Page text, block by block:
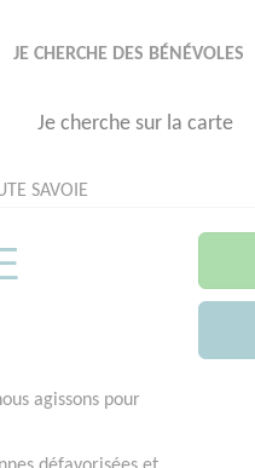
JE CHERCHE DES BÉNÉVOLES
Je cherche sur la carte
SAVOIE
agissons pour